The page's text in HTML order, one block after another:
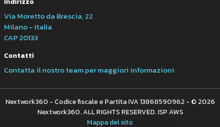
Via Moretto da Brescia, 22
Milano - Italia
CAP 20133
Contatti
Contatta il nostro team per maggiori informazioni
Nextwork360 - Codice fiscale e Partita IVA 13868590962 - © 2026
Nextwork360. ALL RIGHTS RESERVED. ISP AWS
Mappa del sito